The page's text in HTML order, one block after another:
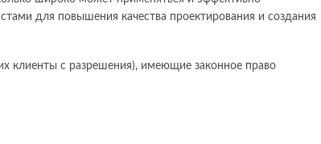
для повышения качества проектирования и создания
клиенты с разрешения), имеющие законное право